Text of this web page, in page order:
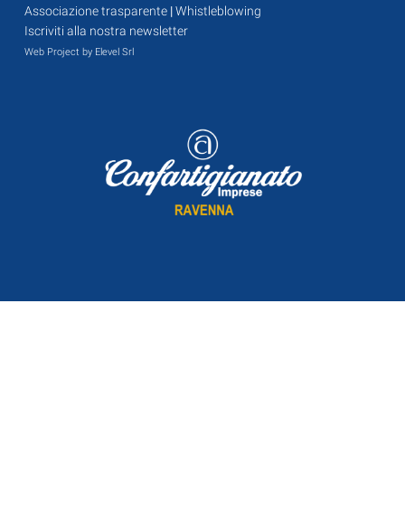
Associazione trasparente |Whistleblowing
Iscriviti alla nostra newsletter
Web Project by Elevel Srl